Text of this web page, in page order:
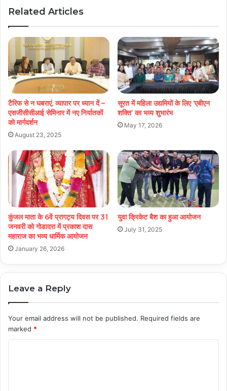
Related Articles
टैरिफ से न घबराएं, व्यापार पर ध्यान दें –
एसजीसीसीआई सेमिनार में नए निर्यातकों
को मार्गदर्शन
August 23, 2025
सूरत में महिला उद्यमियों के लिए ‘एबीएन
शक्ति’ का भव्य शुभारंभ
May 17, 2026
कुंजल माता के 6वें प्रागट्य दिवस पर 31
जनवरी को गोडादरा में प्रकाश दास
महाराज का भव्य धार्मिक आयोजन
January 26, 2026
युवा क्रिकेट बैश का हुआ आयोजन
July 31, 2025
Leave a Reply
Your email address will not be published. Required fields are
marked *